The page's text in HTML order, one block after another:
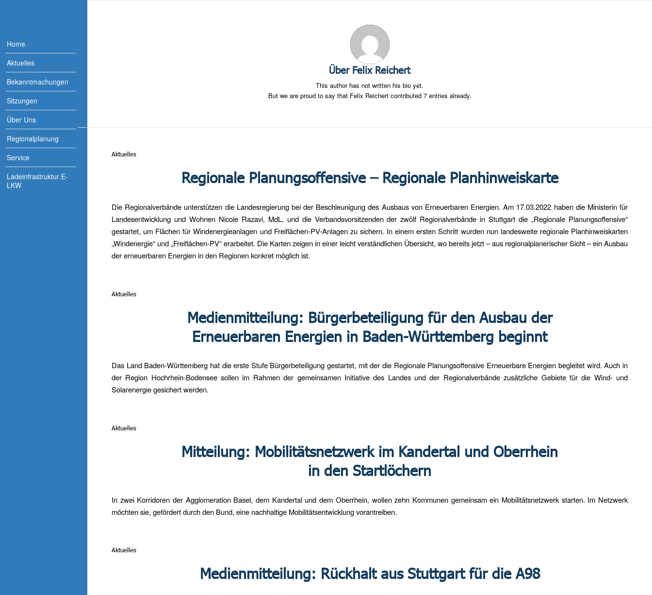
Home
Aktuelles
Bekanntmachungen
Sitzungen
Über Uns
Regionalplanung
Service
Ladeinfrastruktur E-
LKW
Über Felix Reichert
This author has not written his bio yet.
But we are proud to say that Felix Reichertcontributed 7 entries already.
Aktuelles
Regionale Planungsoffensive – Regionale Planhinweiskarte
Die Regionalverbände unterstützen die Landesregierung bei der Beschleunigung des Ausbaus von Erneuerbaren Energien. Am 17.03.2022 haben die Ministerin für
Landesentwicklung und Wohnen Nicole Razavi, MdL, und die Verbandsvorsitzenden der zwölf Regionalverbände in Stuttgart die „Regionale Planungsoffensive“
gestartet, um Flächen für Windenergieanlagen und Freiflächen-PV-Anlagen zu sichern. In einem ersten Schritt wurden nun landesweite regionale Planhinweiskarten
„Windenergie“ und „Freiflächen-PV“ erarbeitet. Die Karten zeigen in einer leicht verständlichen Übersicht, wo bereits jetzt – aus regionalplanerischer Sicht – ein Ausbau
der erneuerbaren Energien in den Regionen konkret möglich ist.
Aktuelles
Medienmitteilung: Bürgerbeteiligung für den Ausbau der
Erneuerbaren Energien in Baden-Württemberg beginnt
Das Land Baden-Württemberg hat die erste Stufe Bürgerbeteiligung gestartet, mit der die Regionale Planungsoffensive Erneuerbare Energien begleitet wird. Auch in
der Region Hochrhein-Bodensee sollen im Rahmen der gemeinsamen Initiative des Landes und der Regionalverbände zusätzliche Gebiete für die Wind- und
Solarenergie gesichert werden.
Aktuelles
Mitteilung: Mobilitätsnetzwerk im Kandertal und Oberrhein
in den Startlöchern
In zwei Korridoren der Agglomeration Basel, dem Kandertal und dem Oberrhein, wollen zehn Kommunen gemeinsam ein Mobilitätsnetzwerk starten. Im Netzwerk
möchten sie, gefördert durch den Bund, eine nachhaltige Mobilitätsentwicklung vorantreiben.
Aktuelles
Medienmitteilung: Rückhalt aus Stuttgart für die A98